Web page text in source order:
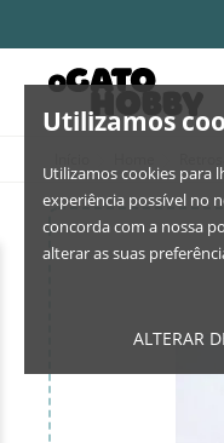
Utilizamos
Utilizamos cookies para
experiência possível no
concorda com a nossa
alterar as suas
ALTERAR